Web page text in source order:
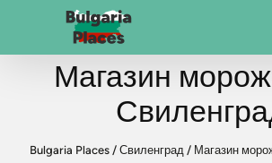
Магазин
Bulgaria Places/ Свиленград/ Магазин